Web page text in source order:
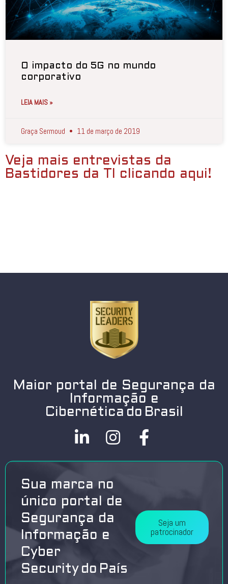
O impacto do 5G no mundo
corporativo
LEIA MAIS »
Graça Sermoud 11 de março de 2019
Veja mais entrevistas da
Bastidores da TI clicando aqui!
Maior portal de Segurança da
Informação e
Cibernética do Brasil
Sua marca no
único portal de
Segurança da
Informação e
Cyber
Security do País
Seja um
patrocinador